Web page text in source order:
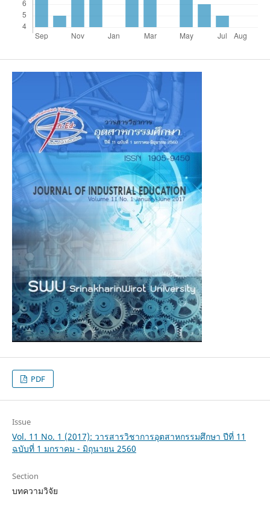
PDF
Issue
Vol. 11 No. 1 (2017): วารสารวิชาการอุตสาหกรรมศึกษา ปีที่ 11
ฉบับที่ 1 มกราคม - มิถุนายน 2560
Section
บทความวิจัย